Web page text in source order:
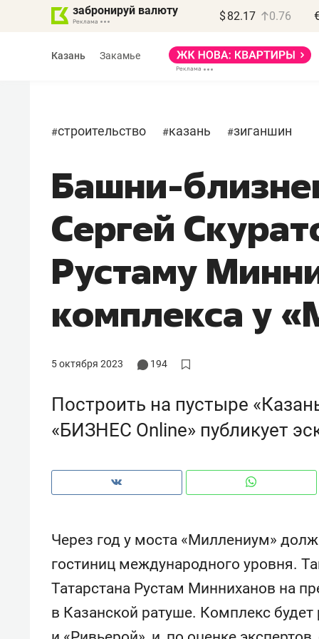
забронируй валюту $ 82.17 0.76
Казань Закамье
#строительство #казань #зиганшин
Башни-
Сергей
Рустаму
комплекса у
5 октября 2023 194
Построить на пустыре
«БИЗНЕС Online» публикует
Через год у моста «Миллениум»
гостиниц международного уровня.
Татарстана Рустам Минниханов на
в Казанской ратуше. Комплекс
Василь Мазитов
МАРТ
«Не зная местных
правил, бизнес может
потерять минимум
полгода»
Как бизнесу выйти на зарубежные
рынки, почему надо знать
Как ГК «МИР ГРУПП» и ВТБ
создают оазис жилого
комфорта под Казанью
150
ID